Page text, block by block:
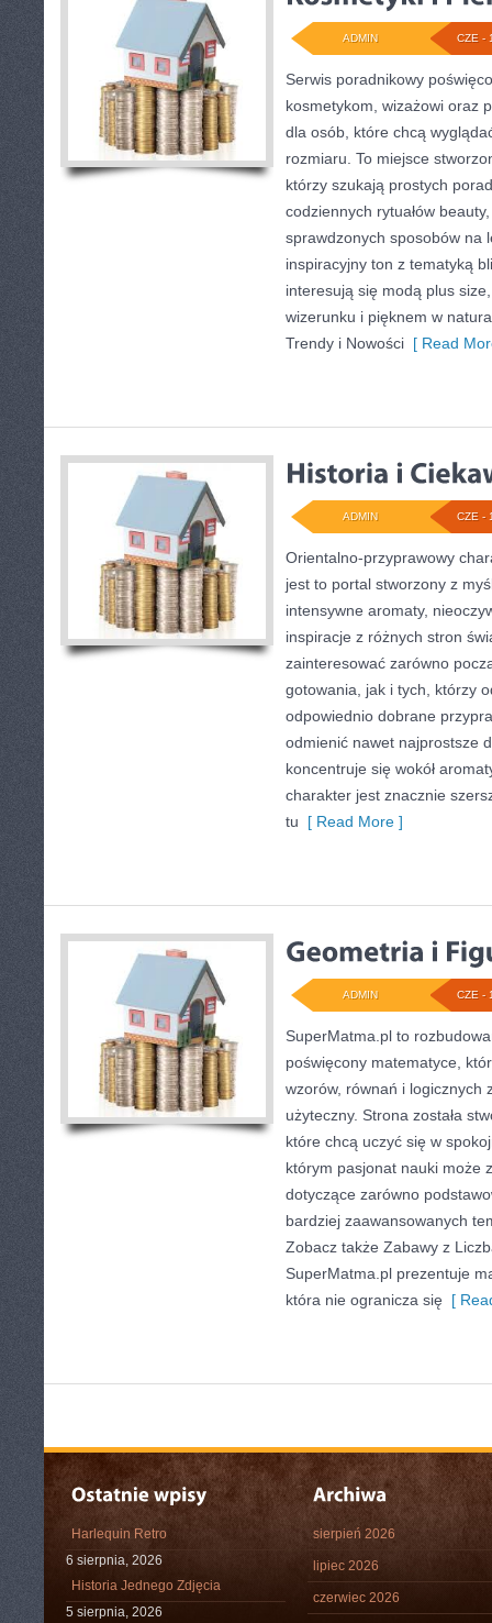
CZE -
ADMIN
Serwis poradnikowy
kosmetykom, wizażowi oraz
dla osób, które chcą
rozmiaru. To miejsce
którzy szukają prostych
codziennych rytuałów
sprawdzonych sposobów na
inspiracyjny ton z tematyką
interesują się modą plus
wizerunku i pięknem w
Trendy i Nowości [ Read
CZE -
ADMIN
Orientalno-przyprawowy
jest to portal stworzony z
intensywne aromaty,
inspiracje z różnych stron
zainteresować zarówno
gotowania, jak i tych, którzy
odpowiednio dobrane
odmienić nawet najprostsze
koncentruje się wokół
charakter jest znacznie
tu [ Read More ]
CZE -
ADMIN
SuperMatma.pl to
poświęcony matematyce,
wzorów, równań i logicznych
użyteczny. Strona została
które chcą uczyć się w
którym pasjonat nauki może
dotyczące zarówno
bardziej zaawansowanych
Zobacz także Zabawy z
SuperMatma.pl prezentuje
która nie ogranicza się [
Harlequin Retro
6 sierpnia, 2026
Historia Jednego Zdjęcia
5 sierpnia, 2026
sierpień 2026
lipiec 2026
czerwiec 2026